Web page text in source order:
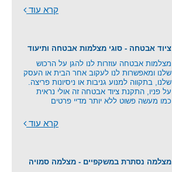
קרא עוד
ציוד אבטחה - סוגי מצלמות אבטחה ותיעוד
מצלמות אבטחה עוזרות לנו להגן על הרכוש
שלנו ומאפשרות לנו לעקוב אחר הבית או העסק
שלנו, בתקווה למנוע גניבות או ניסיונות פריצה.
על פניו, התקנת ציוד אבטחה זה אולי נראית
כמו מעשה פשוט ללא יותר מדיי פרטים
קרא עוד
מצלמה נסתרת במשקפיים - מצלמה סמויה